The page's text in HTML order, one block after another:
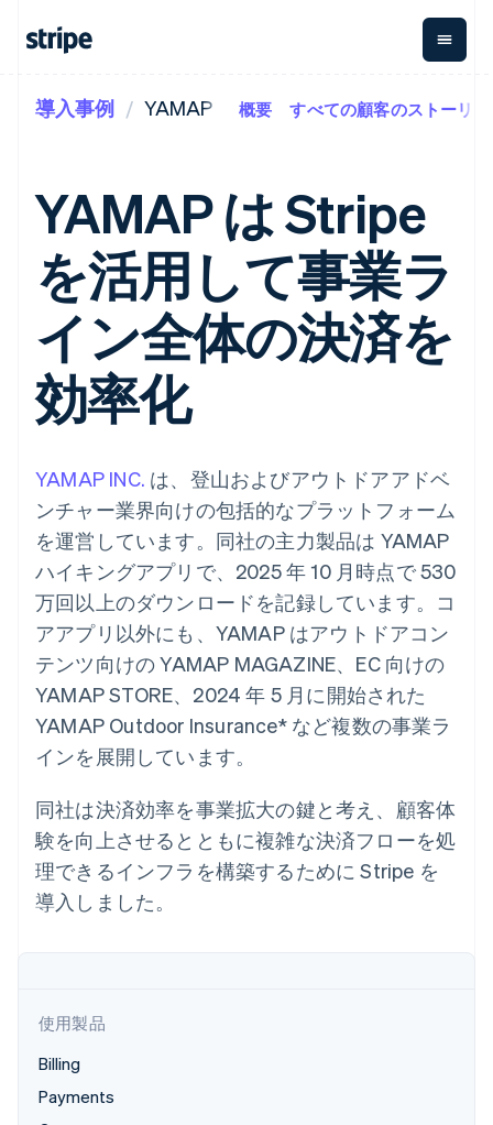
支払い
オンライン決
済
Managed
Payments
マーチャント
オブレコード
ソリューショ
ン
Payment links
コーディング
不要の決済ペ
ージ
Checkout
構築済み決済
柔軟な UI コン
ポーネント
決済手段
125 以上の決
済手段を利用
可能
Terminal
対面支払い
Authorization
Boost
決済成功率の
Link
スピーディー
収益
経常収益
Metronome
従量課金
サブスクリ
プション
サブスクリ
プションの
管理
Invoicing
計算
Revenue
Recognition
会計管理の
自動化
Stripe
Sigma
カスタムレ
ポート
Data
データの同
期
資金管
Global
Payouts
第三者
への入
金
プラッ
決済の
築
その他
Product roadmap
今後の予定を確認
Radar
Climate
Identity
オンライン本人確認
企業規模別
ユースケース別
エージェンティックコマ
ース
E コマース / ECサイト
埋込型金融
請求・財務関連
グローバルビジネス
アプリ内決済
資金管理
プラットフォーム
SaaS
業種別
AI 企業
クリエイターエコノミ―
ゲーム
ホスピタリティ、旅行、
レジャー
メディアおよびエンター
非営利団体
プロフェッショナルサー
ビス
パブリックセクター
小売業
ドキュメント
ライブラリと SDK
Stripe Apps
ガイド
オンライン決済を受け付
け
構築済みの決済を実装
プラットフォームまたは
マーケットプレイスを構
サブスクリプションを管
理
従量課金請求を提供
ステーブルコイン担保型
のカードを発行
エージェントによるサー
ビスのプロビジョニング
と管理
リソース
コードサンプル
API ステータス
学ぶ
ガイド
サポート
サポートに問い合わせる
管理サポートプラン
プロフェッショナルサー
ビス
会社
製品ロードマップ
Sessions 年次カンファ
レンス
採用情報
ニュースルーム
Stripe Press
お問い合わせ
営業にお問い合わせ
パートナーになる
導入事例 YAMAP 概要 すべての顧客のストーリー
YAMAP は Stripe
を活用して事業ラ
イン全体の決済を
効率化
YAMAP INC. は、登山およびアウトドアアドベ
ンチャー業界向けの包括的なプラットフォーム
を運営しています。同社の主力製品は YAMAP
ハイキングアプリで、2025 年 10 月時点で 530
万回以上のダウンロードを記録しています。コ
アアプリ以外にも、YAMAP はアウトドアコン
テンツ向けの YAMAP MAGAZINE、EC 向けの
YAMAP STORE、2024 年 5 月に開始された
YAMAP Outdoor Insurance* など複数の事業ラ
インを展開しています。
同社は決済効率を事業拡大の鍵と考え、顧客体
験を向上させるとともに複雑な決済フローを処
理できるインフラを構築するために Stripe を
導入しました。
使用製品
Billing
Payments